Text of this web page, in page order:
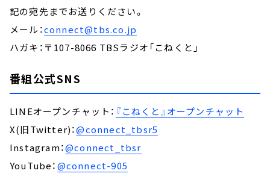
記の宛先までお送りください。
メール：connect@tbs.co.jp
ハガキ：〒107-8066 TBSラジオ「こねくと」
番組公式SNS
LINEオープンチャット： 『こねくと』オープンチャット
X(旧Twitter)：@connect_tbsr5
Instagram：@connect_tbsr
YouTube：@connect-905